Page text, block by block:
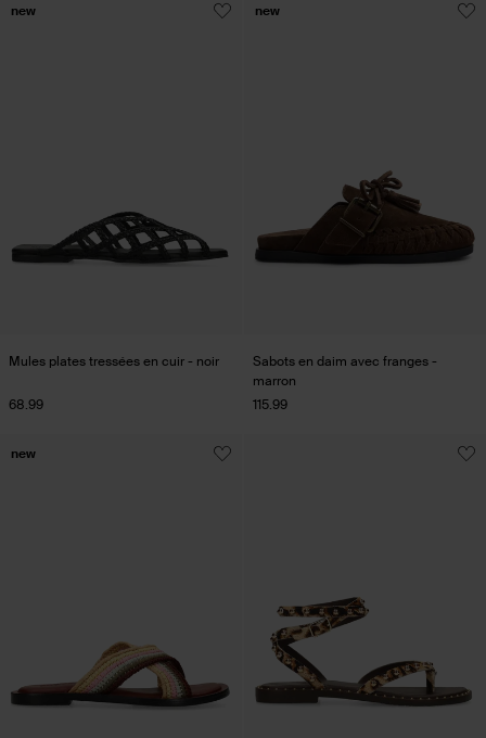
Mules plates tressées en cuir - noir
68.99
new
Sabots en daim avec franges -
marron
115.99
new
new